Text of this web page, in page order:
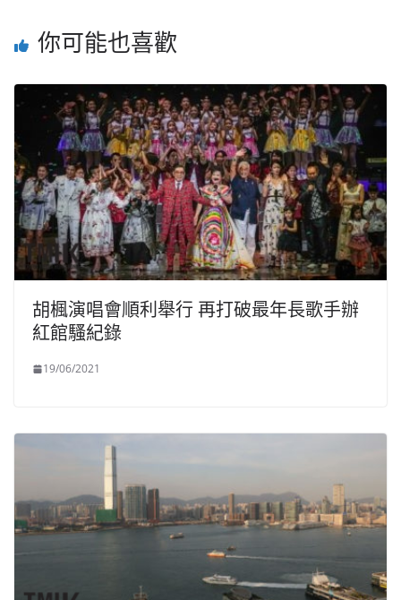
你可能也喜歡
胡楓演唱會順利舉行 再打破最年長歌手辦
紅館騷紀錄
19/06/2021